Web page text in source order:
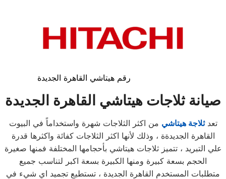
رقم هيتاشي القاهرة الجديدة
صيانة ثلاجات هيتاشي القاهرة الجديدة
تعدثلاجة هيتاشي من اكثر الثلاجات شهرة واستخداماً في البيوت
القاهرة الجديدةة ، وذلك لأنها اكثر الثلاجات كفائة واكثرها قدرة
علي التبريد ، تتميز ثلاجات هيتاشي بأحجامها المختلفة فمنها صغيرة
الحجم بسعة كبيرة ومنها الكبيرة بسعة اكبر لتناسب جميع
متطلبات المستخدم القاهرة الجديدة ، تستطيع تجميد اي شيء في